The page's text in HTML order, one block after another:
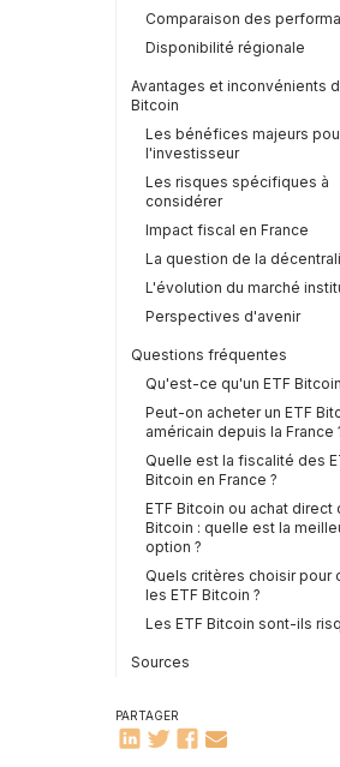
Comparaison des
Disponibilité régionale
Avantages et inconvénients
Bitcoin
Les bénéfices majeurs
l'investisseur
Les risques spécifiques à
considérer
Impact fiscal en France
La question de la
L'évolution du marché
Perspectives d'avenir
Questions fréquentes
Qu'est-ce qu'un ETF
Peut-on acheter un ETF
américain depuis la France
Quelle est la fiscalité des
Bitcoin en France ?
ETF Bitcoin ou achat direct
Bitcoin : quelle est la
option ?
Quels critères choisir pour
les ETF Bitcoin ?
Les ETF Bitcoin sont-ils
Sources
PARTAGER